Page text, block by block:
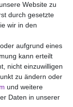
AGB
Website zu
durch gesetzte
wir in den
aufgrund eines
kann erteilt
nicht einzuwilligen
zu ändern oder
und weitere
Daten in unserer